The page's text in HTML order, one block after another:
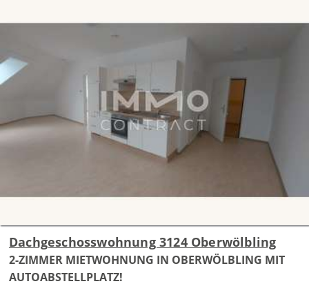
Dachgeschosswohnung 3124 Oberwölbling
2-ZIMMER MIETWOHNUNG IN OBERWÖLBLING MIT
AUTOABSTELLPLATZ!